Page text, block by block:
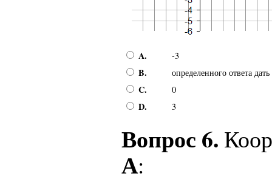
A. -3
B. определенного ответа дать
C. 0
D. 3
Вопрос 6.
А: